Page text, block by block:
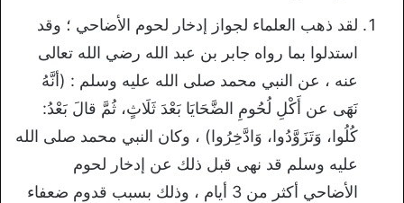
لقد ذهب العلماء لجواز إدخار لحوم الأضاحي ؛ وقد
استدلوا بما رواه جابر بن عبد الله رضي الله تعالى
عنه ، عن النبي محمد صلى الله عليه وسلم : (أنَّهُ
نَهَى عن أَكْلِ لُحُومِ الضَّحَايَا بَعْدَ ثَلَاثٍ، ثُمَّ قالَ بَعْدُ:
كُلُوا، وَتَزَوَّدُوا، وَادَّخِرُوا) ، وكان النبي محمد صلى الله
عليه وسلم قد نهى قبل ذلك عن إدخار لحوم
الأضاحي أكثر من 3 أيام ، وذلك بسبب قدوم ضعفاء